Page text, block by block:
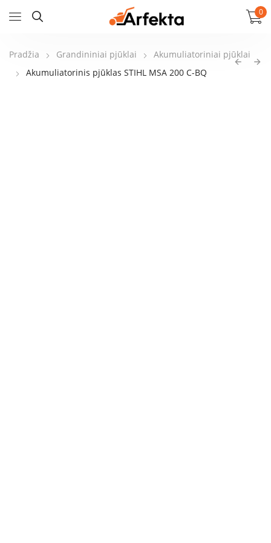
0
Pradžia Grandininiai pjūklai
Akumuliatoriniai pjūklai
Akumuliatorinis pjūklas STIHL MSA 200 C-BQ